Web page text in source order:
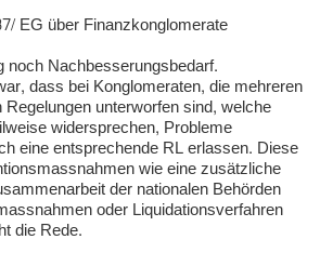
EG über Finanzkonglomerate
noch Nachbesserungsbedarf.
dass bei Konglomeraten, die mehreren
unterworfen sind, welche
widersprechen, Probleme
eine entsprechende RL erlassen. Diese
wie eine zusätzliche
der nationalen Behörden
oder Liquidationsverfahren
die Rede.